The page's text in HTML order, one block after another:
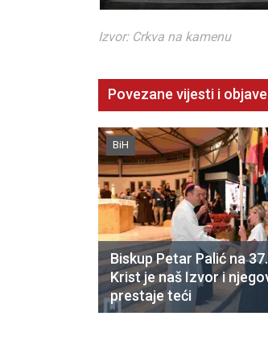
Izvor: Crkva na kamenu
Povezane vijesti i objave
BiH
Biskup Petar Palić na
Krist je naš Izvor i
prestaje teći